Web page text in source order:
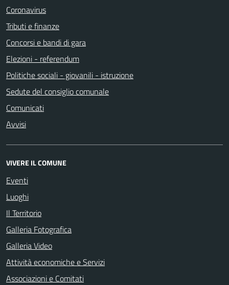
Coronavirus
Tributi e finanze
Concorsi e bandi di gara
Elezioni - referendum
Politiche sociali - giovanili - istruzione
Sedute del consiglio comunale
Comunicati
Avvisi
VIVERE IL COMUNE
Eventi
Luoghi
Il Territorio
Galleria Fotografica
Galleria Video
Attività economiche e Servizi
Associazioni e Comitati